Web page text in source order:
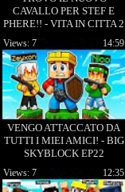
CAVALLO PER STEF E
PHERE!! - VITA IN CITTA 2
Minecraft ITA
VENGO ATTACCATO DA
TUTTI I MIEI AMICI! - BIG
SKYBLOCK EP22
14:59
Views: 7
12:35
Views: 7